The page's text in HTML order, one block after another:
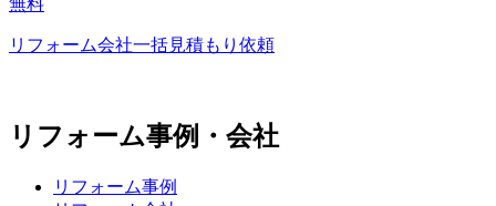
リフォーム会社一括見積もり依頼
リフォーム事例・会社
リフォーム事例